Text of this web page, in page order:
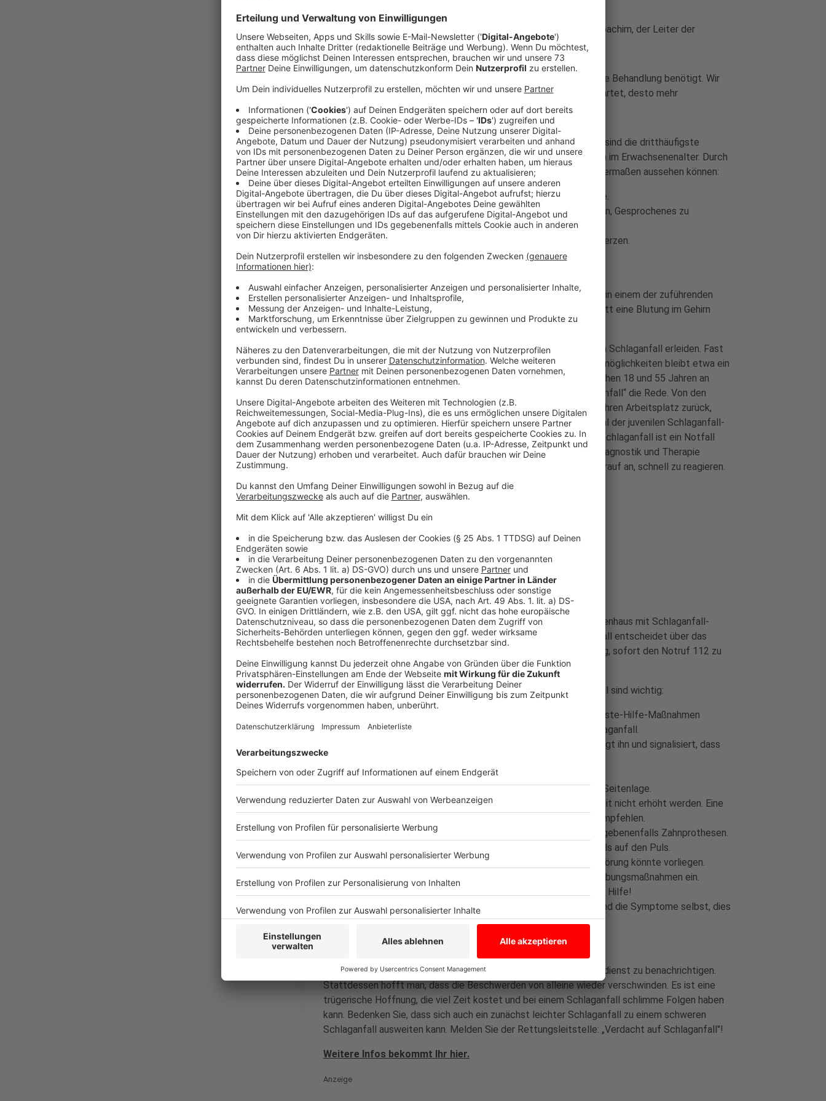
Das Wichtigste ist: SOFORTIGE Hilfe. Das weiß auch Dr. Marco Joachim, der Leiter der
Schlaganfallstation im Borkener Krankenhaus:
"Jeder Schlaganfall ist ein Notfall, der umgehend eine ärtzliche Behandlung benötigt. Wir
Neurologen sagen immer Zeit ist Gehirn, denn je länger man wartet, desto mehr
Nervenzellen gehen zugrunde."
Die Folgen eines Schlaganfalls sind oft gravierend: Schlaganfälle sind die dritthäufigste
Todesursache und der häufigste Grund für Langzeitbehinderungen im Erwachsenenalter. Durch
einen Schlaganfall entstehen neurologische Ausfälle, die folgendermaßen aussehen können:
Plötzliche Schwäche oder Gefühlsstörung einer Körperseite.
Plötzlicher Verlust der Sprechfähigkeit oder Schwierigkeiten, Gesprochenes zu
verstehen.
Erstmalig und plötzlich auftretende sehr heftige Kopfschmerzen.
Vorübergehende Doppelbilder.
Überwiegend verursacht eine verstopfte Blutbahn im Gehirn oder in einem der zuführenden
Gefäße den Schlaganfall (Ischämischer Schlaganfall). Seltener tritt eine Blutung im Gehirn
durch ein geplatztes Gefäß auf.
Ein weit verbreiteter Irrglaube ist, dass nur ältere Menschen einen Schlaganfall erleiden. Fast
jeder fünfte Patient ist jünger als 55 Jahre. Trotz guter Therapiemöglichkeiten bleibt etwa ein
Drittel von ihnen dauerhaft arbeitsunfähig. Wenn Menschen zwischen 18 und 55 Jahren an
einem Hirninfarkt erkranken, dann ist von einem „juvenilen Schlaganfall“ die Rede. Von den
Betroffenen kehren nach der Erkrankung nur etwa 40 Prozent an ihren Arbeitsplatz zurück,
etwa ein Drittel bleibt sogar dauerhaft berufsunfähig. Und die Zahl der juvenilen Schlaganfall-
Patienten steigt weiter an, wie neueste Studien belegen. Jeder Schlaganfall ist ein Notfall
und sollte so schnell wie möglich in eine für die entsprechende Diagnostik und Therapie
ausgerichtete Klinik gebracht werden. Bei Verdacht kommt es darauf an, schnell zu reagieren.
Mehr Informationen zur Stroke Unit Borken findet Ihr hier.
Anzeige
Verdacht auf Schlaganfall? So reagiert Ihr richtig
Anzeige
Ein Schlaganfall-Patient muss so schnell wie möglich in ein Krankenhaus mit Schlaganfall-
Expertise gebracht werden. Die erste Zeit nach einem Schlaganfall entscheidet über das
Ausmaß der Zellschäden im Gehirn. Daher ist es besonders wichtig, sofort den Notruf 112 zu
wählen. Jede Minute zählt!
Diese Erste Hilfe-Maßnahmen bei Verdacht auf einen Schlaganfall sind wichtig:
Bewahrt Ruhe und helft dem Betroffenen mit folgenden Erste-Hilfe-Maßnahmen
Wählt den Notruf 112. Äußert den Verdacht auf einen Schlaganfall.
Lasst den Betroffenen nach Möglichkeit nicht allein. Beruhigt ihn und signalisiert, dass
Lockert beengende Kleidung.
Bringt den Betroffenen bei Bewusstlosigkeit in die stabile Seitenlage.
Der Oberkörper des Betroffenen sollte bei Bewusstlosigkeit nicht erhöht werden. Eine
Erhöhung des Oberkörpers ist nur bei wachen Patienten zu empfehlen.
Die stabile Seitenlage hält die Atemwege frei. Entfernt gegebenenfalls Zahnprothesen.
Achtet auf die Atmung des Betroffenen und gegebenenfalls auf den Puls.
Reicht keine Getränke oder Medikamente – eine Schluckstörung könnte vorliegen.
Bei Herz- oder Atemstillstand: Leitet sofortige Wiederbelebungsmaßnahmen ein.
Sprecht umstehende Menschen direkt an und bittet sie um Hilfe!
Notiert Euch den Zeitpunkt, als die Symptome begannen und die Symptome selbst, dies
ist wichtig für den Notarzt
Zögert nicht, ruft sofort die 112!
Leider scheuen sich noch zu viele Menschen davor, den Rettungsdienst zu benachrichtigen.
Stattdessen hofft man, dass die Beschwerden von alleine wieder verschwinden. Es ist eine
trügerische Hoffnung, die viel Zeit kostet und bei einem Schlaganfall schlimme Folgen haben
kann. Bedenken Sie, dass sich auch ein zunächst leichter Schlaganfall zu einem schweren
Schlaganfall ausweiten kann. Melden Sie der Rettungsleitstelle: „Verdacht auf Schlaganfall"!
Weitere Infos bekommt Ihr hier.
Anzeige